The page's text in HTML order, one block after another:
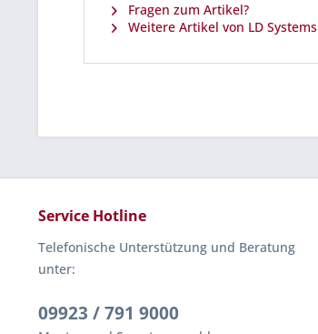
Fragen zum Artikel?
Weitere Artikel von LD Systems
Service Hotline
Telefonische Unterstützung und Beratung
unter:
09923 / 791 9000